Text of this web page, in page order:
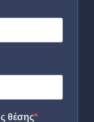
θέσης